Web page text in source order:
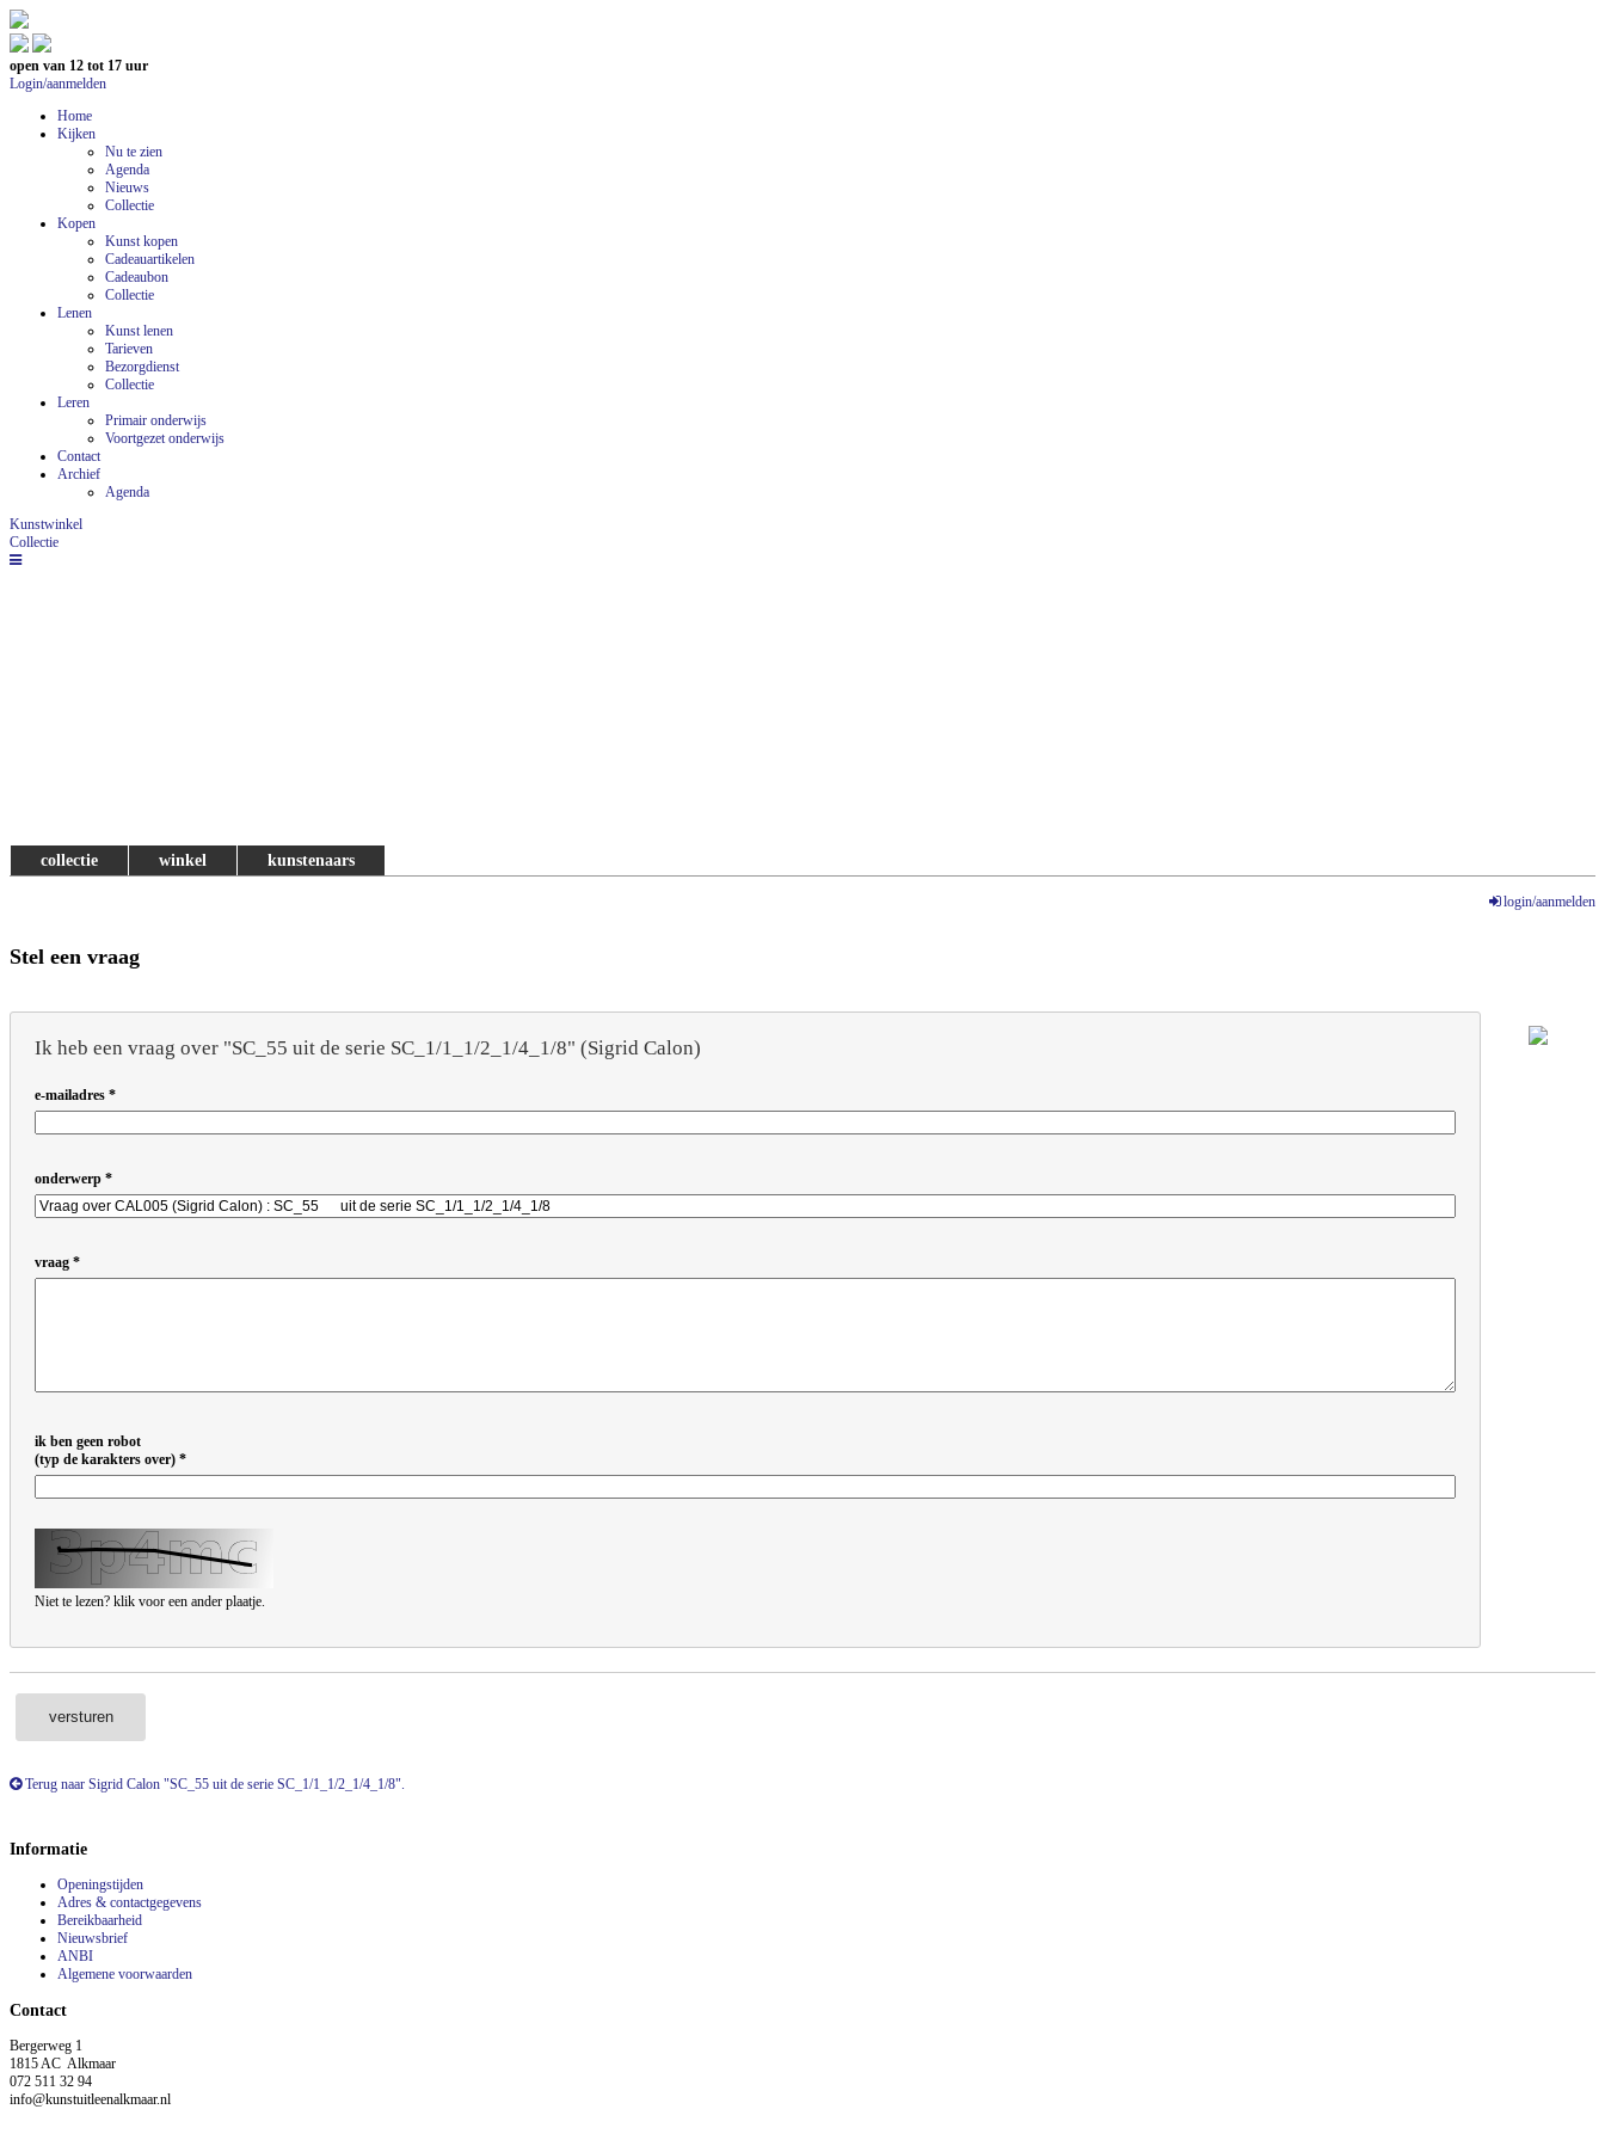
open van 12 tot 17 uur
Login/aanmelden
Home
Kijken
Nu te zien
Agenda
Nieuws
Collectie
Kopen
Kunst kopen
Cadeauartikelen
Cadeaubon
Collectie
Lenen
Kunst lenen
Tarieven
Bezorgdienst
Collectie
Leren
Primair onderwijs
Voortgezet onderwijs
Contact
Archief
Agenda
Kunstwinkel
Collectie
collectie winkel kunstenaars
login/aanmelden
Stel een vraag
Ik heb een vraag over "SC_55 uit de serie SC_1/1_1/2_1/4_1/8" (Sigrid Calon)
e-mailadres
onderwerp
vraag
ik ben geen robot
(typ de karakters over)
Niet te lezen? klik voor een ander plaatje.
versturen
Terug naar Sigrid Calon "SC_55 uit de serie SC_1/1_1/2_1/4_1/8".
Informatie
Openingstijden
Adres & contactgegevens
Bereikbaarheid
Nieuwsbrief
ANBI
Algemene voorwaarden
Contact
Bergerweg 1
1815 AC Alkmaar
072 511 32 94
info@kunstuitleenalkmaar.nl